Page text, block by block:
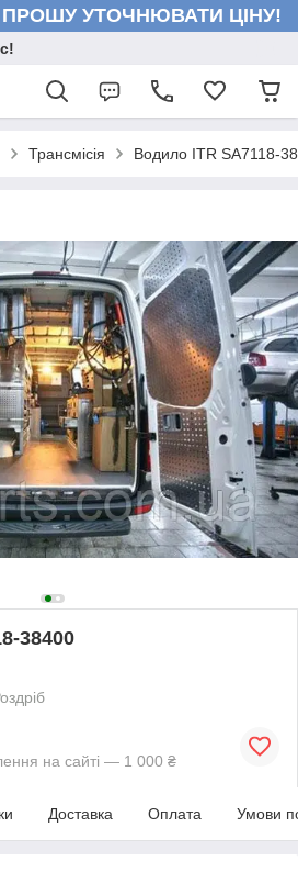
ПРОШУ УТОЧНЮВАТИ ЦІНУ!
Трансмісія Водило ITR SA7118-
38400
на сайті — 1 000 ₴
Доставка Оплата Умови